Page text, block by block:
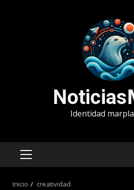
Identidad
MENÚ
Inicio creatividad